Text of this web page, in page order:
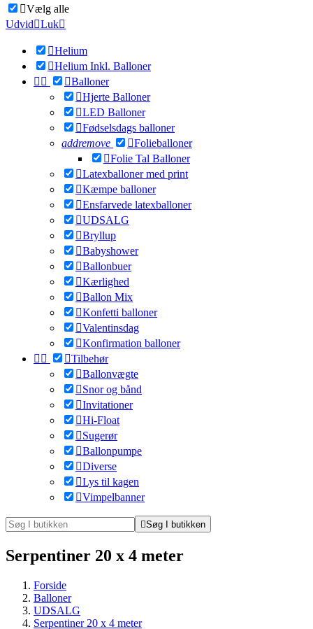
Vælg alle
UdvidLuk
Helium
Helium Inkl. Balloner
  Balloner
Hjerte Balloner
LED Balloner
Fødselsdags balloner
addremove Folieballoner
Folie Tal Balloner
Latexballoner med print
Kæmpe balloner
Ensfarvede latexballoner
UDSALG
Bryllup
Babyshower
Ballonbuer
Kærlighed
Ballon Mix
Konfetti balloner
Valentinsdag
Konfirmation balloner
  Tilbehør
Ballonvægte
Snor og bånd
Invitationer
Hi-Float
Sugerør
Ballonpumpe
Diverse
Lys til kagen
Vimpelbanner
Søg I butikken
Serpentiner 20 x 4 meter
Forside
Balloner
UDSALG
Serpentiner 20 x 4 meter